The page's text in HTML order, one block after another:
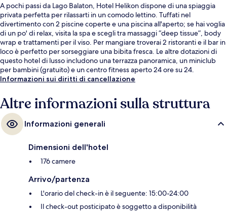
A pochi passi da Lago Balaton, Hotel Helikon dispone di una spiaggia
privata perfetta per rilassarti in un comodo lettino. Tuffati nel
divertimento con 2 piscine coperte e una piscina all'aperto; se hai voglia
di un po' di relax, visita la spa e scegli tra massaggi “deep tissue”, body
wrap e trattamenti per il viso. Per mangiare troverai 2 ristoranti e il bar in
loco è perfetto per sorseggiare una bibita fresca. Le altre dotazioni di
questo hotel di lusso includono una terrazza panoramica, un miniclub
per bambini (gratuito) e un centro fitness aperto 24 ore su 24.
Informazioni sui diritti di cancellazione
Altre informazioni sulla struttura
Informazioni generali
Dimensioni dell'hotel
176 camere
Arrivo/partenza
L'orario del check-in è il seguente: 15:00-24:00
Il check-out posticipato è soggetto a disponibilità